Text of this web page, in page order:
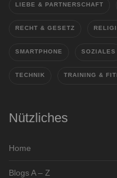
LIEBE & PARTNERSCHAFT
RECHT & GESETZ
SMARTPHONE SOZIALES
TECHNIK TRAINING &
Nützliches
Home
Blogs A – Z